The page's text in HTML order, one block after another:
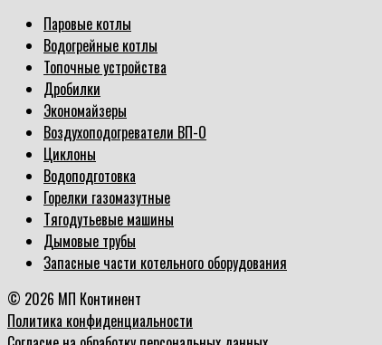
Паровые котлы
Водогрейные котлы
Топочные устройства
Дробилки
Экономайзеры
Воздухоподогреватели ВП-О
Циклоны
Водоподготовка
Горелки газомазутные
Тягодутьевые машины
Дымовые трубы
Запасные части котельного оборудования
© 2026 МП Континент
Политика конфиденциальности